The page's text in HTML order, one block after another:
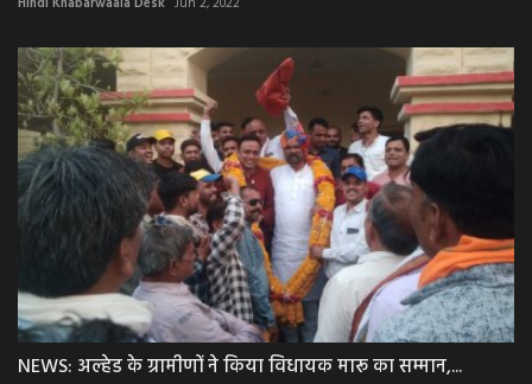
NEWS: अल्हेड के ग्रामीणों ने किया विधायक मारू का सम्मान,...